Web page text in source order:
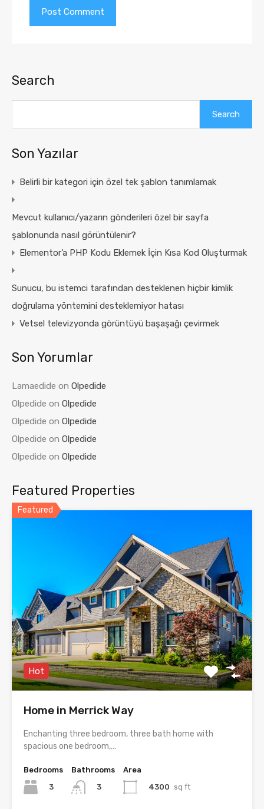
Search
Search
Son Yazılar
Belirli bir kategori için özel tek şablon tanımlamak
Mevcut kullanıcı/yazarın gönderileri özel bir sayfa
şablonunda nasıl görüntülenir?
Elementor’a PHP Kodu Eklemek İçin Kısa Kod Oluşturmak
Sunucu, bu istemci tarafından desteklenen hiçbir kimlik
doğrulama yöntemini desteklemiyor hatası
Vetsel televizyonda görüntüyü başaşağı çevirmek
Son Yorumlar
Lamaedide on Olpedide
Olpedide on Olpedide
Olpedide on Olpedide
Olpedide on Olpedide
Olpedide on Olpedide
Featured Properties
Featured
Hot
Home in Merrick Way
Enchanting three bedroom, three bath home with
spacious one bedroom,…
Bedrooms
3
Bathrooms
3
Area
4300 sq ft